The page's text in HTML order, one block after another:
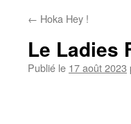
contenu
← Hoka Hey !
Le Ladies
Publié le 17 août 2023